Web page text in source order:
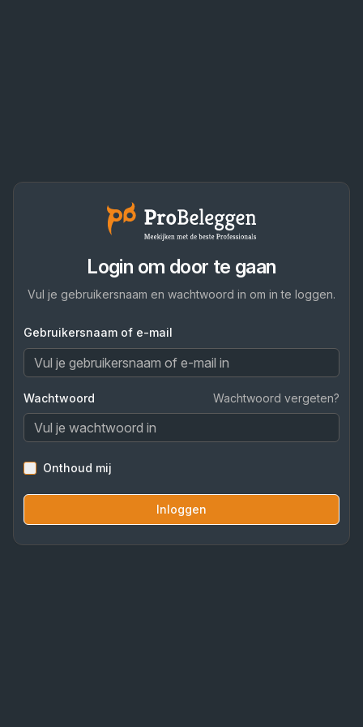
Login om door te gaan
Vul je gebruikersnaam en wachtwoord in om in te loggen.
Gebruikersnaam of e-mail
Wachtwoord Wachtwoord vergeten?
Onthoud mij
Inloggen